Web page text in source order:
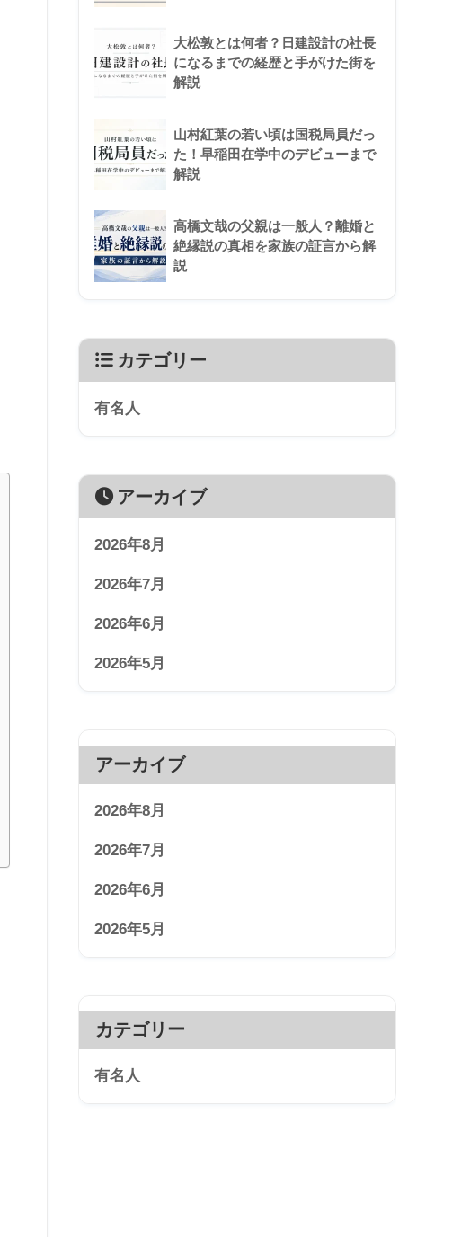
大松敦とは何者？日建設計の社長
になるまでの経歴と手がけた街を
解説
山村紅葉の若い頃は国税局員だっ
た！早稲田在学中のデビューまで
解説
高橋文哉の父親は一般人？離婚と
絶縁説の真相を家族の証言から解
説
カテゴリー
有名人
アーカイブ
2026年8月
2026年7月
2026年6月
2026年5月
アーカイブ
2026年8月
2026年7月
2026年6月
2026年5月
カテゴリー
有名人